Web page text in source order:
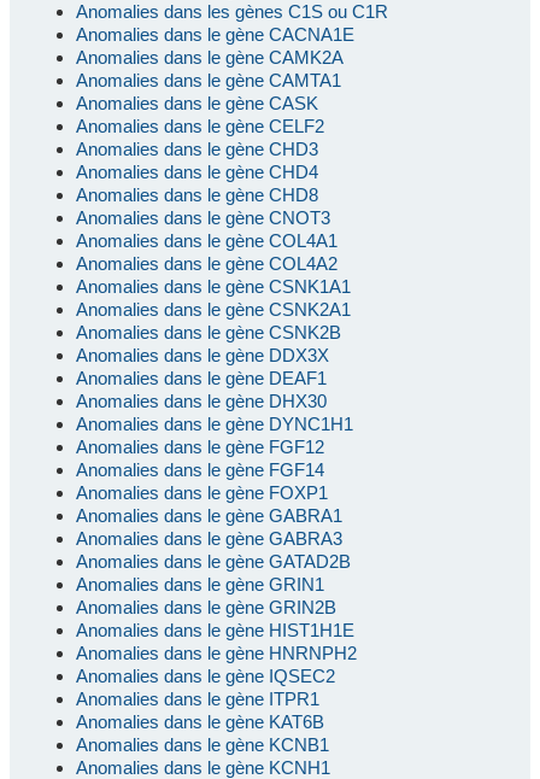
Anomalies dans les gènes C1S ou C1R
Anomalies dans le gène CACNA1E
Anomalies dans le gène CAMK2A
Anomalies dans le gène CAMTA1
Anomalies dans le gène CASK
Anomalies dans le gène CELF2
Anomalies dans le gène CHD3
Anomalies dans le gène CHD4
Anomalies dans le gène CHD8
Anomalies dans le gène CNOT3
Anomalies dans le gène COL4A1
Anomalies dans le gène COL4A2
Anomalies dans le gène CSNK1A1
Anomalies dans le gène CSNK2A1
Anomalies dans le gène CSNK2B
Anomalies dans le gène DDX3X
Anomalies dans le gène DEAF1
Anomalies dans le gène DHX30
Anomalies dans le gène DYNC1H1
Anomalies dans le gène FGF12
Anomalies dans le gène FGF14
Anomalies dans le gène FOXP1
Anomalies dans le gène GABRA1
Anomalies dans le gène GABRA3
Anomalies dans le gène GATAD2B
Anomalies dans le gène GRIN1
Anomalies dans le gène GRIN2B
Anomalies dans le gène HIST1H1E
Anomalies dans le gène HNRNPH2
Anomalies dans le gène IQSEC2
Anomalies dans le gène ITPR1
Anomalies dans le gène KAT6B
Anomalies dans le gène KCNB1
Anomalies dans le gène KCNH1